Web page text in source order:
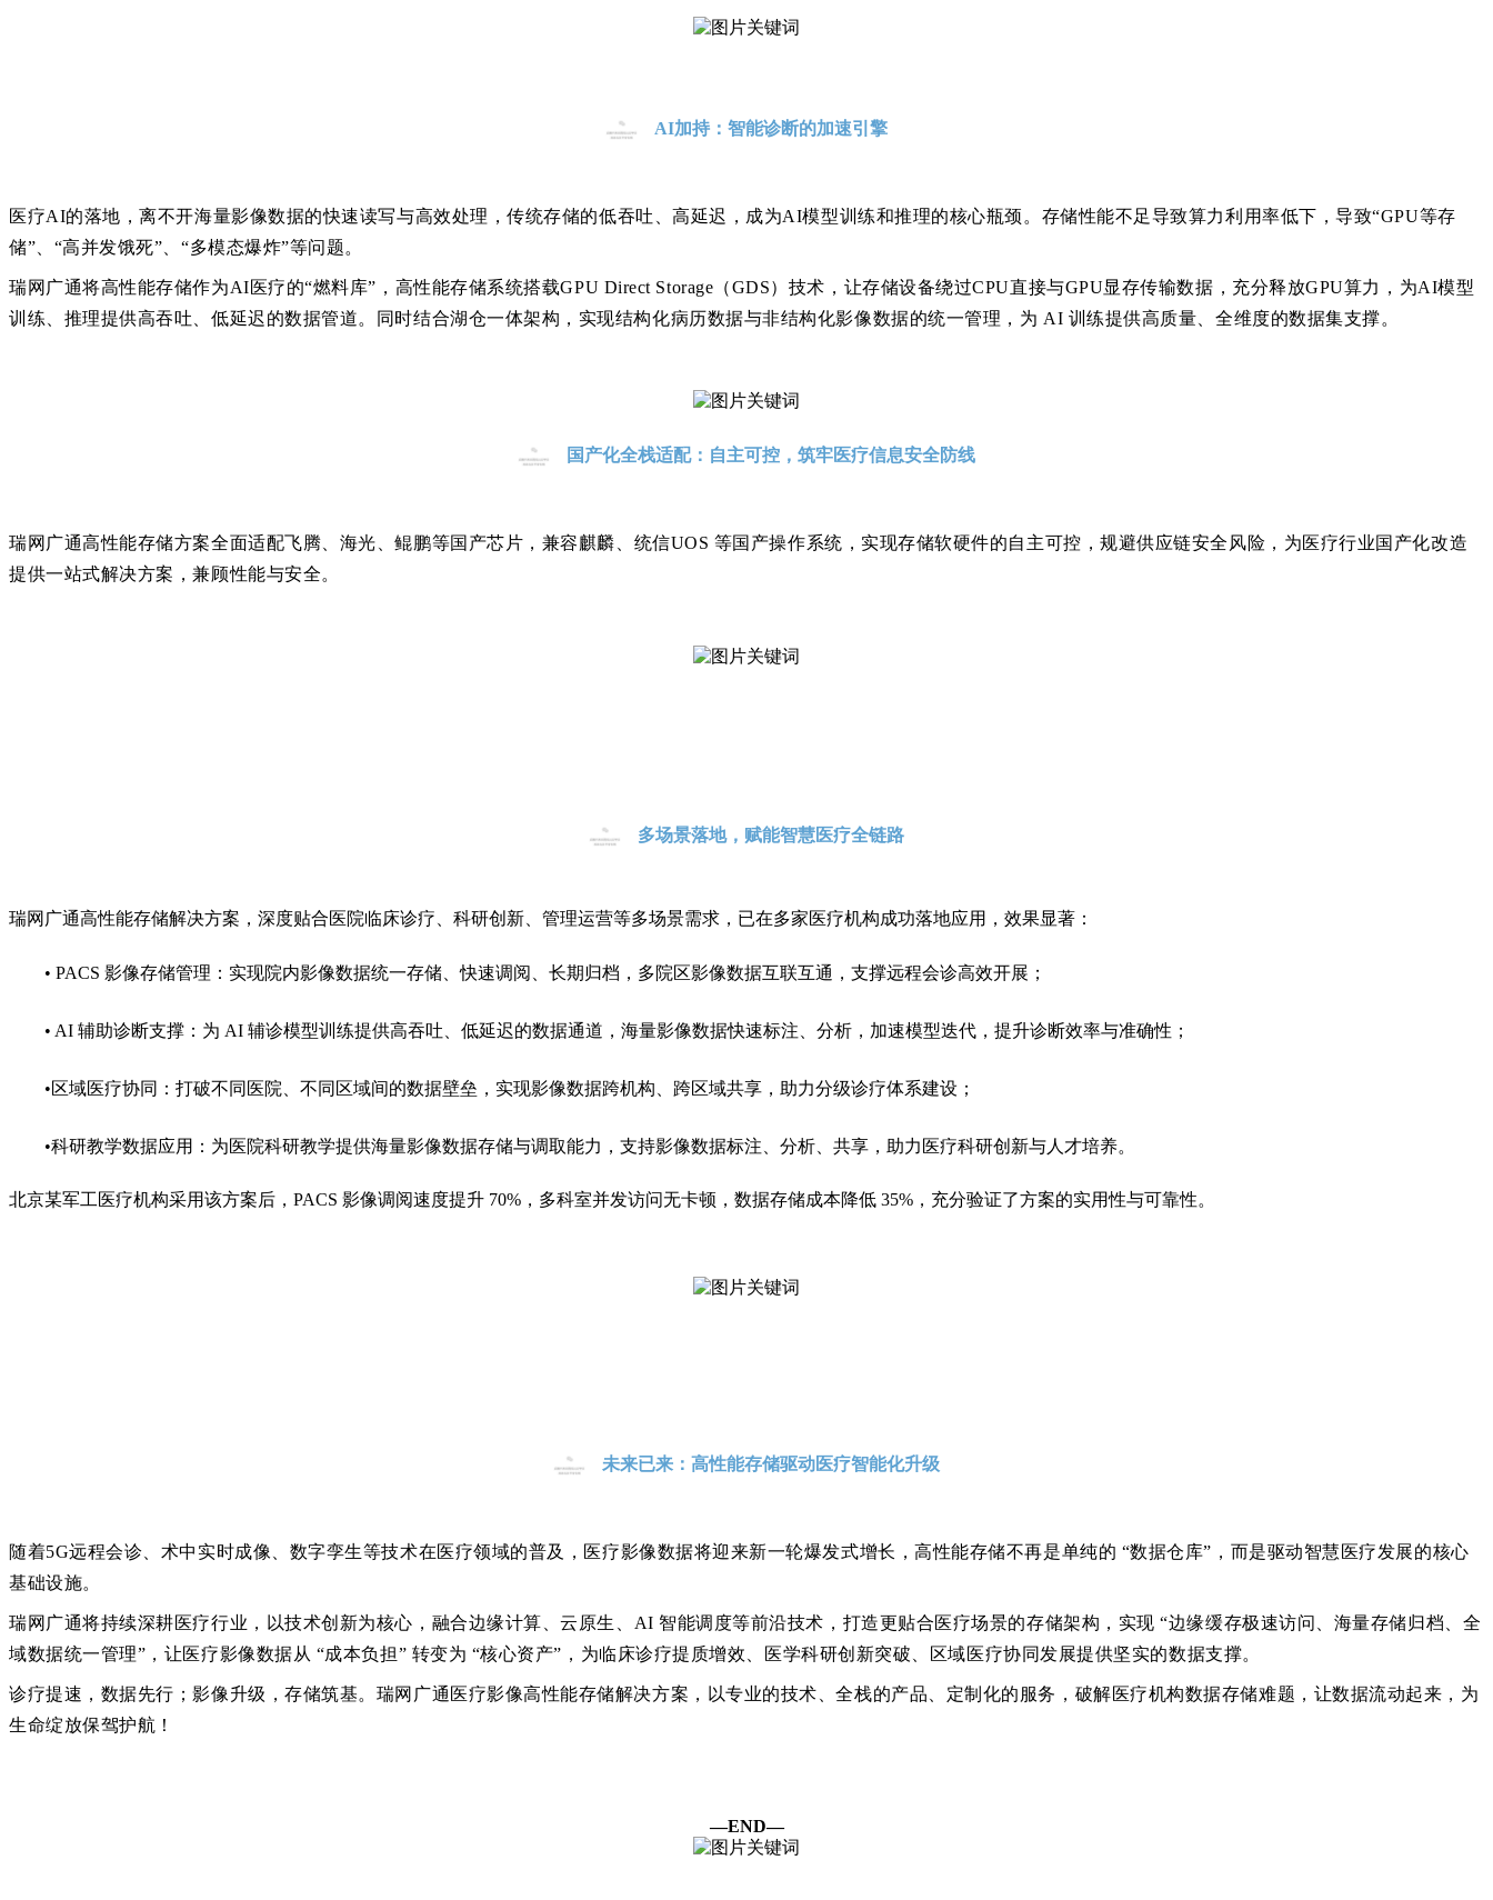
AI加持：智能诊断的加速引擎
医疗AI的落地，离不开海量影像数据的快速读写与高效处理，传统存储的低吞吐、高延迟，成为AI模型训练和推理的核心瓶颈。 存储性能不足导致算力利用率低下，导致“GPU等存
储”、“高并发饿死”、“多模态爆炸”等问题。
瑞网广通将高性能存储作为AI医疗的“燃料库”， 高性能存储系统搭载GPU Direct Storage（GDS）技术，让存储设备绕过CPU直接与GPU显存传输数据，充分释放GPU算力 ， 为AI模型
训练、推理提供高吞吐、低延迟的数据管道。同时结合湖仓一体架构，实现结构化病历数据与非结构化影像数据的统一管理，为 AI 训练提供高质量、全维度的数据集支撑。
国产化全栈适配：自主可控，筑牢医疗信息安全防线
瑞网广通高性能存储方案全面适配飞腾、海光、鲲鹏等国产芯片，兼容麒麟、统信UOS 等国产操作系统，实现存储软硬件的自主可控，规避供应链安全风险，为医疗行业国产化改造
提供一站式解决方案，兼顾性能与安全。
多场景落地，赋能智慧医疗全链路
瑞网广通高性能存储解决方案，深度贴合医院临床诊疗、科研创新、管理运营等多场景需求，已在多家医疗机构成功落地应用，效果显著：
• PACS 影像存储管理：实现院内影像数据统一存储、快速调阅、长期归档，多院区影像数据互联互通，支撑远程会诊高效开展；
• AI 辅助诊断支撑：为 AI 辅诊模型训练提供高吞吐、低延迟的数据通道，海量影像数据快速标注、分析，加速模型迭代，提升诊断效率与准确性；
•区域医疗协同：打破不同医院、不同区域间的数据壁垒，实现影像数据跨机构、跨区域共享，助力分级诊疗体系建设；
•科研教学数据应用：为医院科研教学提供海量影像数据存储与调取能力，支持影像数据标注、分析、共享，助力医疗科研创新与人才培养。
北京某军工医疗机构采用该方案后， PACS 影像调阅速度提升 70%，多科室并发访问无卡顿，数据存储成本降低 35%，充分验证了方案的实用性与可靠性。
未来已来：高性能存储驱动医疗智能化升级
随着5G远程会诊、术中实时成像、数字孪生等技术在医疗领域的普及，医疗影像数据将迎来新一轮爆发式增长，高性能存储不再是单纯的 “数据仓库”，而是驱动智慧医疗发展的核心
基础设施。
瑞网广通将持续深耕医疗行业，以技术创新为核心，融合边缘计算、云原生、 AI 智能调度等前沿技术，打造更贴合医疗场景的存储架构，实现 “边缘缓存极速访问、海量存储归档、全
域数据统一管理”，让医疗影像数据从 “成本负担” 转变为 “核心资产”，为临床诊疗提质增效、医学科研创新突破、区域医疗协同发展提供坚实的数据支撑。
诊疗提速，数据先行；影像升级，存储筑基。瑞网广通医疗影像高性能存储解决方案，以专业的技术、全栈的产品、定制化的服务，破解医疗机构数据存储难题，让数据流动起来，为
生命绽放保驾护航！
—END—